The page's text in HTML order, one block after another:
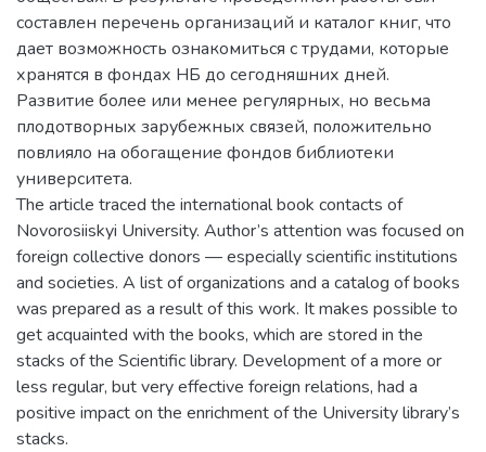
составлен перечень организаций и каталог книг, что
дает возможность ознакомиться с трудами, которые
хранятся в фондах НБ до сегодняшних дней.
Развитие более или менее регулярных, но весьма
плодотворных зарубежных связей, положительно
повлияло на обогащение фондов библиотеки
университета.
The article traced the international book contacts of
Novorosiiskyi University. Author’s attention was focused on
foreign collective donors — especially scientific institutions
and societies. A list of organizations and a catalog of books
was prepared as a result of this work. It makes possible to
get acquainted with the books, which are stored in the
stacks of the Scientific library. Development of a more or
less regular, but very effective foreign relations, had a
positive impact on the enrichment of the University library’s
stacks.